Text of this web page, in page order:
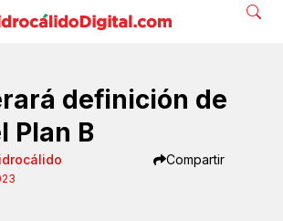
definición de
Plan B
Compartir